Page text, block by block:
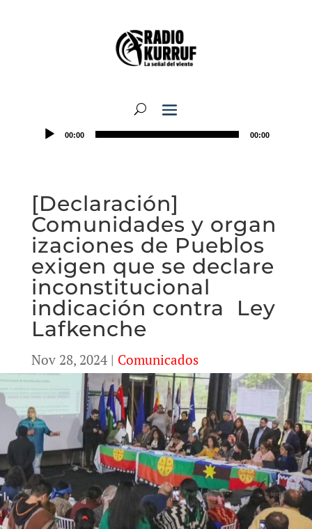
00:00 00:00
[Declaración]
Comunidades y organ
izaciones de Pueblos
exigen que se declare
inconstitucional
indicación contra Ley
Lafkenche
Nov 28, 2024| Comunicados